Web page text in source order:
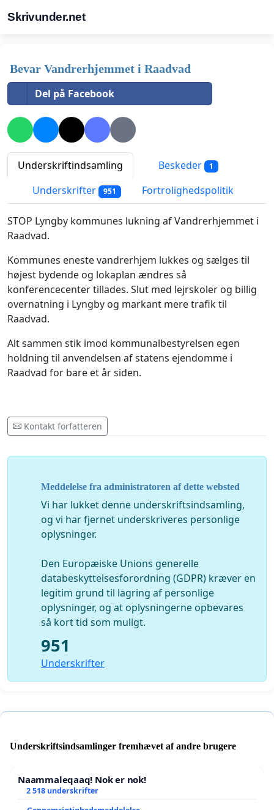
Skrivunder.net
Bevar Vandrerhjemmet i Raadvad
Del på Facebook
Underskriftindsamling Beskeder 1
Underskrifter 951 Fortrolighedspolitik
STOP Lyngby kommunes lukning af Vandrerhjemmet i
Raadvad.
Kommunes eneste vandrerhjem lukkes og sælges til
højest bydende og lokaplan ændres så
konferencecenter tillades. Slut med lejrskoler og billig
overnatning i Lyngby og markant mere trafik til
Raadvad.
Alt sammen stik imod kommunalbestyrelsen egen
holdning til anvendelsen af statens ejendomme i
Raadvad for bare et år siden.
Kontakt forfatteren
Meddelelse fra administratoren af dette websted
Vi har lukket denne underskriftsindsamling,
og vi har fjernet underskriveres personlige
oplysninger.
Den Europæiske Unions generelle
databeskyttelsesforordning (GDPR) kræver en
legitim grund til lagring af personlige
oplysninger, og at oplysningerne opbevares
så kort tid som muligt.
951
Underskrifter
Underskriftsindsamlinger fremhævet af andre brugere
Naammaleqaaq! Nok er nok!
2 518 underskrifter